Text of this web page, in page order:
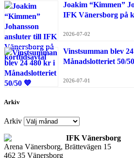
Joakim “Kimmen”
IFK Vänersborg på
2026-07-02
Vinstsumman blev
Månadslotteriet 50/
2026-07-01
Arkiv
Arkiv
IFK Vänersborg
Arena Vänersborg, Brättevägen 15
462 35 Vänersborg